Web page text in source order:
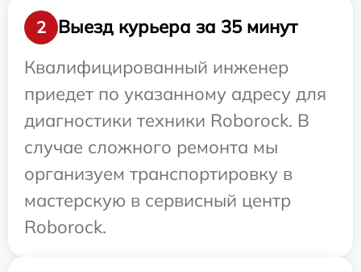
2
Выезд курьера за 35 минут
Квалифицированный инженер
приедет по указанному адресу для
диагностики техники Roborock. В
случае сложного ремонта мы
организуем транспортировку в
мастерскую в сервисный центр
Roborock.